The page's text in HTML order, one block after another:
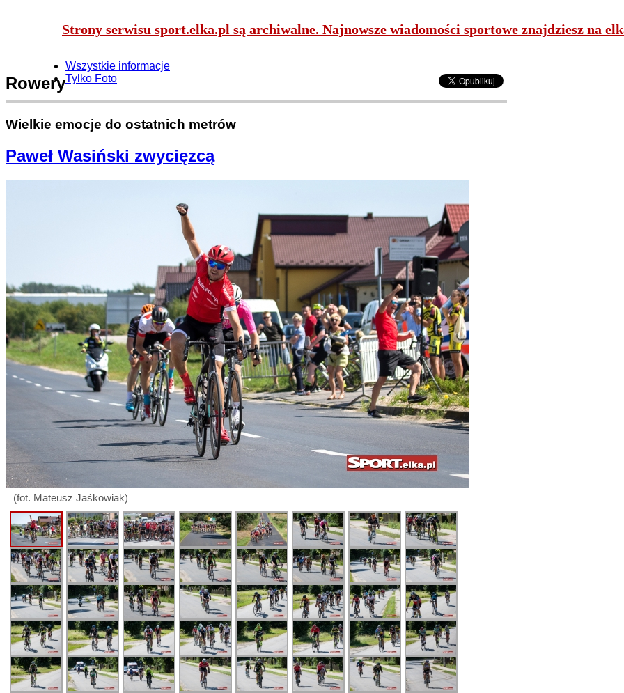
Strony serwisu sport.elka.pl są archiwalne. Najnowsze wiadomości sportowe znajdziesz na
Rowery
Wszystkie informacje
Tylko Foto
Wielkie emocje do ostatnich metrów
Paweł Wasiński zwycięzcą
(fot. Mateusz Jaśkowiak)